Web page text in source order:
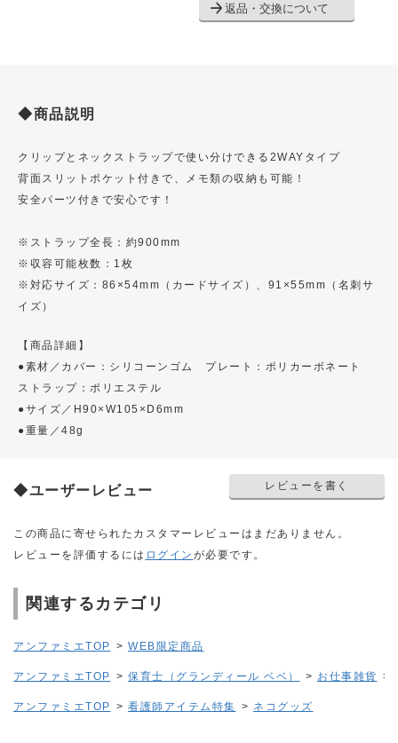
返品・交換について
◆商品説明
クリップとネックストラップで使い分けできる2WAYタイプ
背面スリットポケット付きで、メモ類の収納も可能！
安全パーツ付きで安心です！
※ストラップ全長：約900mm
※収容可能枚数：1枚
※対応サイズ：86×54mm（カードサイズ）、91×55mm（名刺サ
イズ）
【商品詳細】
●素材／カバー：シリコーンゴム プレート：ポリカーボネート
ストラップ：ポリエステル
●サイズ／H90×W105×D6mm
●重量／48g
◆ユーザーレビュー レビューを書く
この商品に寄せられたカスタマーレビューはまだありません。
レビューを評価するには ログイン が必要です。
関連するカテゴリ
アンファミエTOP > WEB限定商品
アンファミエTOP > 保育士（グランディール ベベ） > お仕事雑貨 >
アンファミエTOP > 看護師アイテム特集 > ネコグッズ